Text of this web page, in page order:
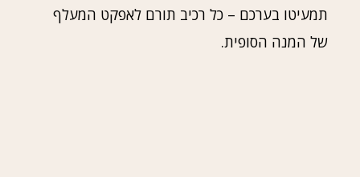
תמעיטו בערכם – כל רכיב תורם לאפקט המעלף
של המנה הסופית.